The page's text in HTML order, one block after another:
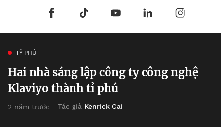
TỶ PHÚ
Hai nhà sáng lập công ty công nghệ
Klaviyo thành tỉ phú
2 năm trước Tác giả Kenrick Cai